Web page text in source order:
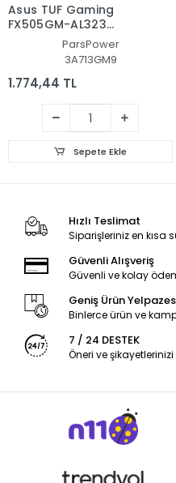
Asus TUF Gaming
FX505GM-AL323
Notebook Alt Kasa -
Laptop AltKasa
ParsPower
3A713GM9
1.774,44 TL
Sepete Ekle
Hızlı Teslimat
Siparişleriniz en kısa
Güvenli Alışveriş
Güvenli ve kolay
Geniş Ürün
Binlerce ürün ve
7 / 24 DESTEK
Öneri ve